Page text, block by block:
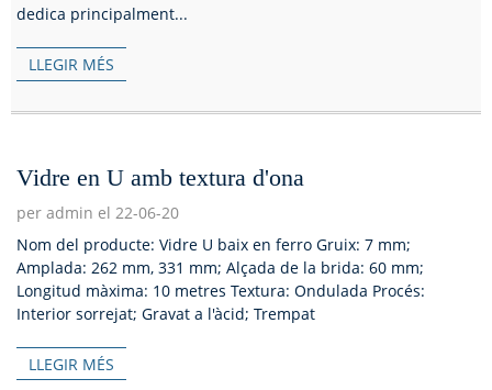
dedica principalment...
LLEGIR MÉS
Vidre en U amb textura d'ona
per admin el 22-06-20
Nom del producte: Vidre U baix en ferro Gruix: 7 mm;
Amplada: 262 mm, 331 mm; Alçada de la brida: 60 mm;
Longitud màxima: 10 metres Textura: Ondulada Procés:
Interior sorrejat; Gravat a l'àcid; Trempat
LLEGIR MÉS